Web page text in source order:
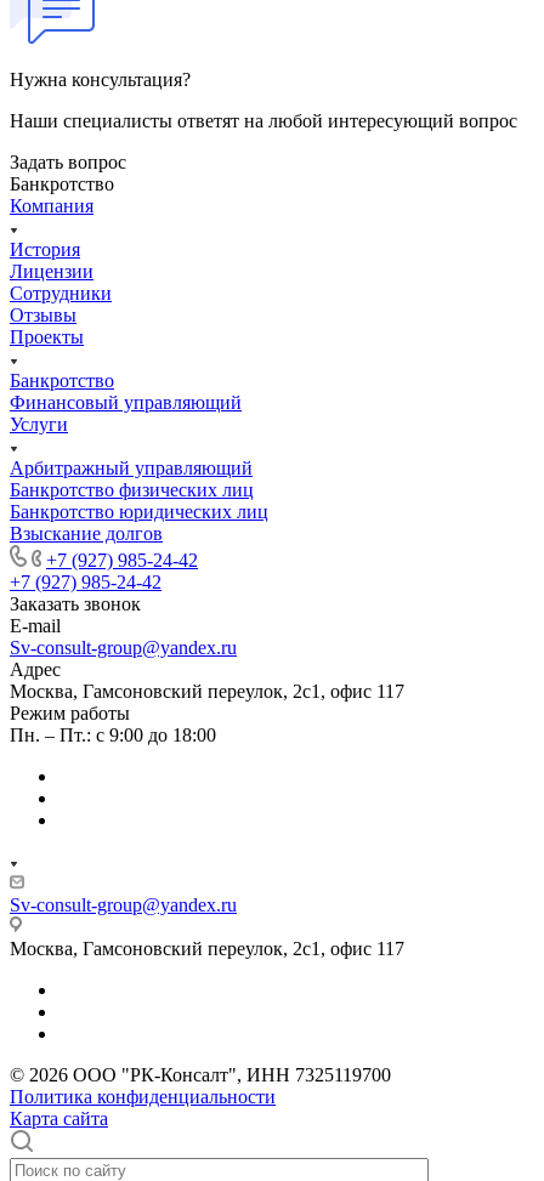
Нужна консультация?
Наши специалисты ответят на любой интересующий вопрос
Задать вопрос
Банкротство
Компания
История
Лицензии
Сотрудники
Отзывы
Проекты
Банкротство
Финансовый управляющий
Услуги
Арбитражный управляющий
Банкротство физических лиц
Банкротство юридических лиц
Взыскание долгов
+7 (927) 985-24-42
+7 (927) 985-24-42
Заказать звонок
E-mail
Sv-consult-group@yandex.ru
Адрес
Москва, Гамсоновский переулок, 2с1, офис 117
Режим работы
Пн. – Пт.: с 9:00 до 18:00
Sv-consult-group@yandex.ru
Москва, Гамсоновский переулок, 2с1, офис 117
© 2026 ООО "РК-Консалт", ИНН 7325119700
Политика конфиденциальности
Карта сайта